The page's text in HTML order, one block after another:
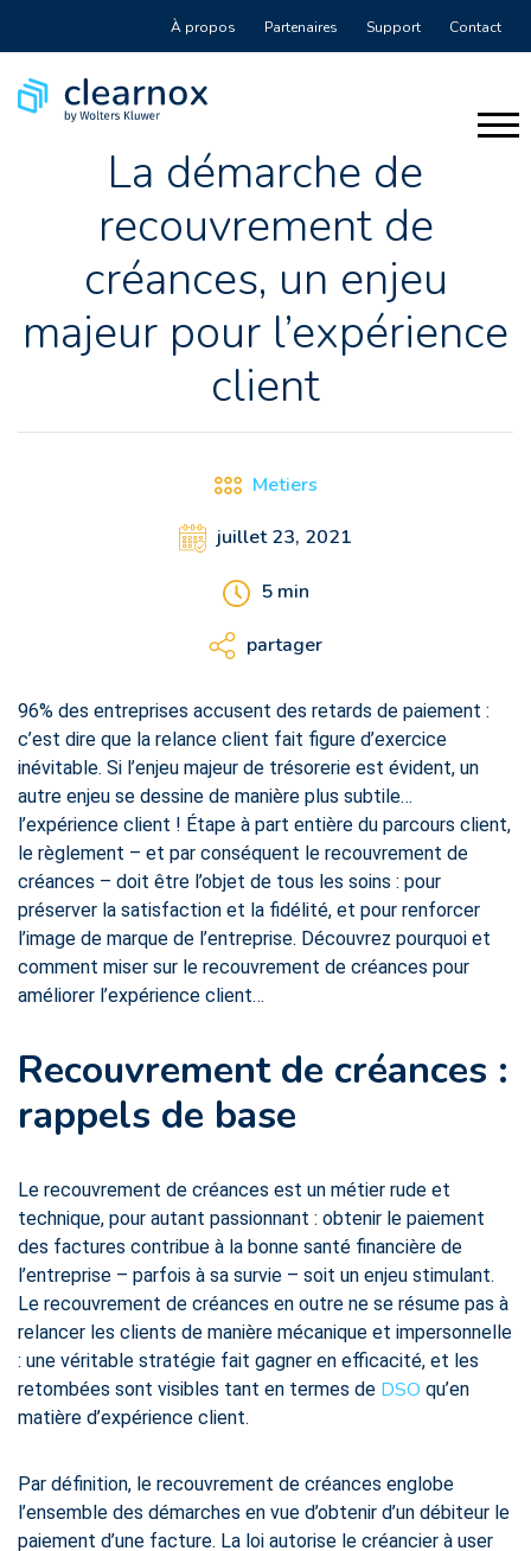
À propos Partenaires Support Contact
La démarche de
recouvrement de
créances, un enjeu
majeur pour l’expérience
client
Metiers
juillet 23, 2021
5min
partager
96% des entreprises accusent des retards de paiement :
c’est dire que la relance client fait figure d’exercice
inévitable. Si l’enjeu majeur de trésorerie est évident, un
autre enjeu se dessine de manière plus subtile…
l’expérience client ! Étape à part entière du parcours client,
le règlement – et par conséquent le recouvrement de
créances – doit être l’objet de tous les soins : pour
préserver la satisfaction et la fidélité, et pour renforcer
l’image de marque de l’entreprise. Découvrez pourquoi et
comment miser sur le recouvrement de créances pour
améliorer l’expérience client…
Recouvrement de créances :
rappels de base
Le recouvrement de créances est un métier rude et
technique, pour autant passionnant : obtenir le paiement
des factures contribue à la bonne santé financière de
l’entreprise – parfois à sa survie – soit un enjeu stimulant.
Le recouvrement de créances en outre ne se résume pas à
relancer les clients de manière mécanique et impersonnelle
: une véritable stratégie fait gagner en efficacité, et les
retombées sont visibles tant en termes de DSO qu’en
matière d’expérience client.
Par définition, le recouvrement de créances englobe
l’ensemble des démarches en vue d’obtenir d’un débiteur le
paiement d’une facture. La loi autorise le créancier à user